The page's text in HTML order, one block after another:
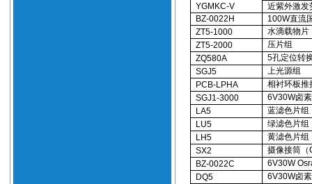
YGMKC-V
近紫外激发
BZ-0022H
100W直流
ZT5-1000
水滴载物
ZT5-2000
压片组
ZQ580A
5孔定位转
SGJ5
上光源组
PCB-LPHA
相衬环板推
SGJ1-3000
6V30W卤
LA5
蓝滤色片
LU5
绿滤色片
LH5
黄滤色片
SX2
摄像接筒（
BZ-0022C
6V30W
DQ5
6V30W卤